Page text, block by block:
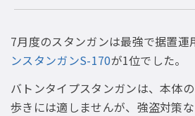
7月度のスタンガンは最強で据置運
ンスタンガンS-170が1位でした。
バトンタイプスタンガンは、本体
歩きには適しませんが、強盗対策